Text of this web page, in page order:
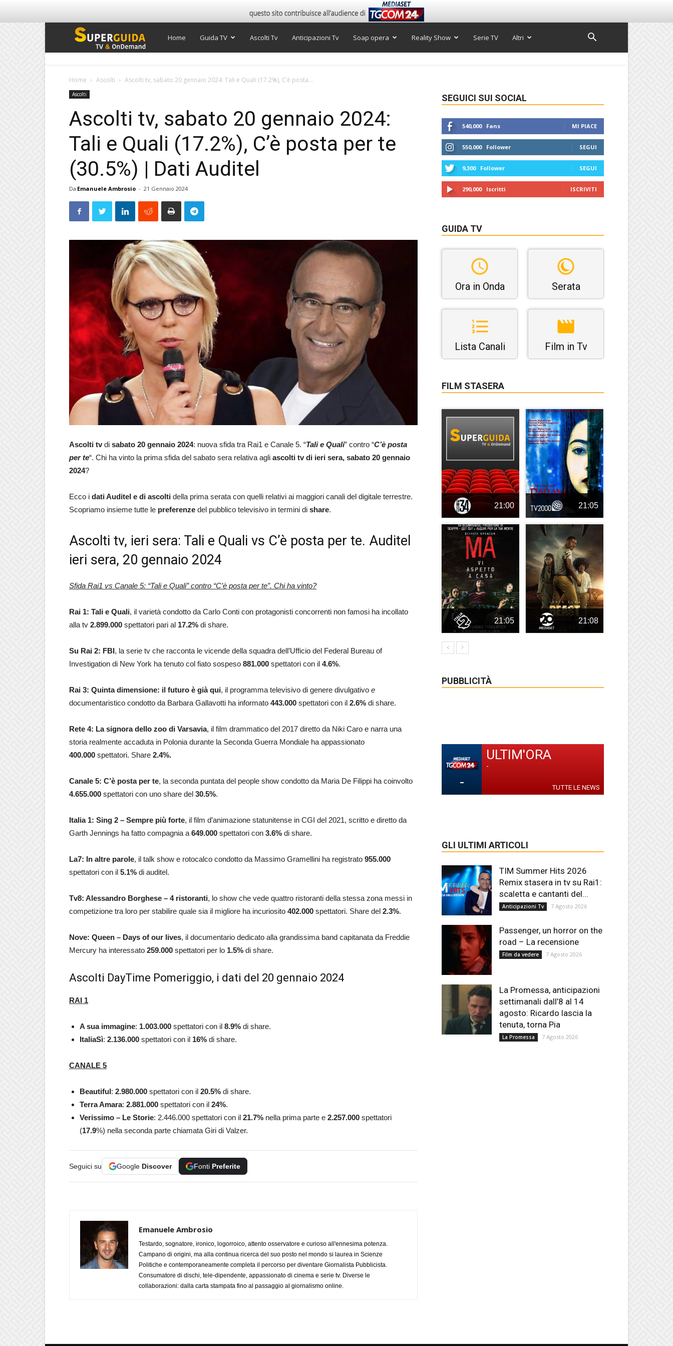
Super
Home Guida TV Ascolti Tv Anticipazioni Tv Soap opera Reality Show Serie TV Altri
Home Ascolti Ascolti tv, sabato 20 gennaio 2024: Tali e Quali (17.2%), C’è posta...
Ascolti
Ascolti tv, sabato 20 gennaio 2024:
Tali e Quali (17.2%), C’è posta per te
(30.5%) | Dati Auditel
Da Emanuele Ambrosio - 21 Gennaio 2024
Ascolti tvdi sabato 20 gennaio 2024: nuova sfida tra Rai1 e Canale 5. “Tali e Quali” contro “C’è posta
per te“. Chi ha vinto la prima sfida del sabato sera relativa agli ascolti tv di ieri sera, sabato 20 gennaio
2024?
Ecco i dati Auditel e di ascolti della prima serata con quelli relativi ai maggiori canali del digitale terrestre.
Scopriamo insieme tutte le preferenze del pubblico televisivo in termini di share.
Ascolti tv, ieri sera: Tali e Quali vs C’è posta per te. Auditel
ieri sera, 20 gennaio 2024
Sfida Rai1 vs Canale 5: “Tali e Quali” contro “C’è posta per te”. Chi ha vinto?
Rai 1: Tali e Quali, il varietà condotto da Carlo Conti con protagonisti concorrenti non famosi ha incollato
alla tv 2.899.000 spettatori pari al 17.2% di share.
Su Rai 2: FBI, la serie tv che racconta le vicende della squadra dell’Ufficio del Federal Bureau of
Investigation di New York ha tenuto col fiato sospeso 881.000 spettatori con il 4.6%.
Rai 3: Quinta dimensione: il futuro è già qui, il programma televisivo di genere divulgativo e
documentaristico condotto da Barbara Gallavotti ha informato 443.000 spettatori con il 2.6% di share.
Rete 4: La signora dello zoo di Varsavia, il film drammatico del 2017 diretto da Niki Caro e narra una
storia realmente accaduta in Polonia durante la Seconda Guerra Mondiale ha appassionato
400.000 spettatori. Share 2.4%.
Canale 5: C’è posta per te, la seconda puntata del people show condotto da Maria De Filippi ha coinvolto
4.655.000 spettatori con uno share del 30.5%.
Italia 1: Sing 2 – Sempre più forte, il film d’animazione statunitense in CGI del 2021, scritto e diretto da
Garth Jennings ha fatto compagnia a 649.000 spettatori con 3.6% di share.
La7: In altre parole, il talk show e rotocalco condotto da Massimo Gramellini ha registrato 955.000
spettatori con il 5.1% di auditel.
Tv8: Alessandro Borghese – 4 ristoranti, lo show che vede quattro ristoranti della stessa zona messi in
competizione tra loro per stabilire quale sia il migliore ha incuriosito 402.000 spettatori. Share del 2.3%.
Nove: Queen – Days of our lives, il documentario dedicato alla grandissima band capitanata da Freddie
Mercury ha interessato 259.000 spettatori per lo 1.5% di share.
Ascolti DayTime Pomeriggio, i dati del 20 gennaio 2024
RAI 1
A sua immagine: 1.003.000 spettatori con il 8.9% di share.
ItaliaSì: 2.136.000 spettatori con il 16% di share.
CANALE 5
Beautiful: 2.980.000 spettatori con il 20.5% di share.
Terra Amara: 2.881.000 spettatori con il 24%.
Verissimo – Le Storie: 2.446.000 spettatori con il 21.7% nella prima parte e 2.257.000 spettatori
(17.9%) nella seconda parte chiamata Giri di Valzer.
Seguici su Google Discover Fonti Preferite
Emanuele Ambrosio
Testardo, sognatore, ironico, logorroico, attento osservatore e curioso all'ennesima potenza.
Campano di origini, ma alla continua ricerca del suo posto nel mondo si laurea in Scienze
Politiche e contemporaneamente completa il percorso per diventare Giornalista Pubblicista.
Consumatore di dischi, tele-dipendente, appassionato di cinema e serie tv. Diverse le
collaborazioni: dalla carta stampata fino al passaggio al giornalismo online.
SEGUICI SUI SOCIAL
540,000 Fans MI PIACE
550,000 Follower SEGUI
9,300 Follower SEGUI
290,000 Iscritti ISCRIVITI
GUIDA TV
Ora in Onda Serata
Lista Canali Film in Tv
FILM STASERA
21:00 21:05
21:05 21:08
PUBBLICITÀ
-
ULTIM'ORA
-
TUTTE LE NEWS
GLI ULTIMI ARTICOLI
TIM Summer Hits 2026
Remix stasera in tv su Rai1:
scaletta e cantanti del...
Anticipazioni Tv 7 Agosto 2026
Passenger, un horror on the
road – La recensione
Film da vedere 7 Agosto 2026
La Promessa, anticipazioni
settimanali dall’8 al 14
agosto: Ricardo lascia la
tenuta, torna Pia
La Promessa 7 Agosto 2026